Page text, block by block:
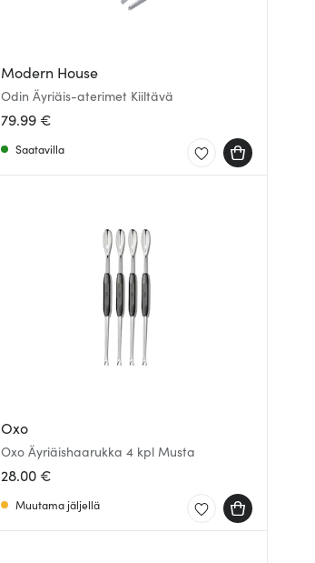
Modern House
Odin Äyriäis-aterimet Kiiltävä
79.99 €
Saatavilla
Oxo
Oxo Äyriäishaarukka 4 kpl Musta
28.00 €
Muutama jäljellä